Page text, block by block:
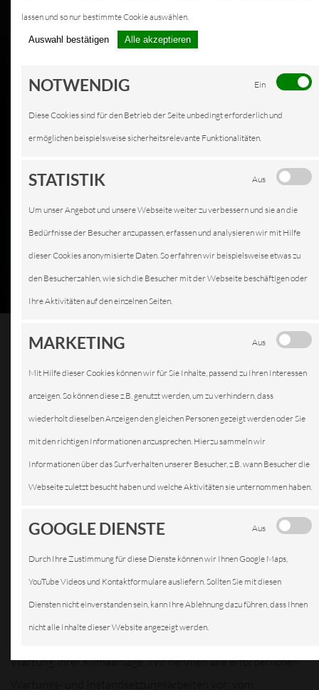
KLIMAANLAGEN
Sommer
Wartung Ihrer Klimaanlage. Wir nehmen alle erforderlichen
lassen und so nur bestimmte Cookie auswählen.
Auswahl bestätigen Alle akzeptieren
NOTWENDIG Ein
Diese Cookies sind für den Betrieb der Seite unbedingt erforderlich und
ermöglichen beispielsweise sicherheitsrelevante Funktionalitäten.
STATISTIK Aus
Um unser Angebot und unsere Webseite weiter zu verbessern und sie an die
Bedürfnisse der Besucher anzupassen, erfassen und analysieren wir mit Hilfe
dieser Cookies anonymisierte Daten. So erfahren wir beispielsweise etwas zu
den Besucherzahlen, wie sich die Besucher mit der Webseite beschäftigen oder
Ihre Aktivitäten auf den einzelnen Seiten.
MARKETING Aus
Mit Hilfe dieser Cookies können wir für Sie Inhalte, passend zu Ihren Interessen
anzeigen. So können diese z.B. genutzt werden, um zu verhindern, dass
wiederholt dieselben Anzeigen den gleichen Personen gezeigt werden oder Sie
mit den richtigen Informationen anzusprechen. Hierzu sammeln wir
Informationen über das Surfverhalten unserer Besucher, z.B. wann Besucher die
Webseite zuletzt besucht haben und welche Aktivitäten sie unternommen haben.
GOOGLE DIENSTE Aus
Durch Ihre Zustimmung für diese Dienste können wir Ihnen Google Maps,
YouTube Videos und Kontaktformulare ausliefern. Sollten Sie mit diesen
Diensten nicht einverstanden sein, kann Ihre Ablehnung dazu führen, dass Ihnen
nicht alle Inhalte dieser Website angezeigt werden.